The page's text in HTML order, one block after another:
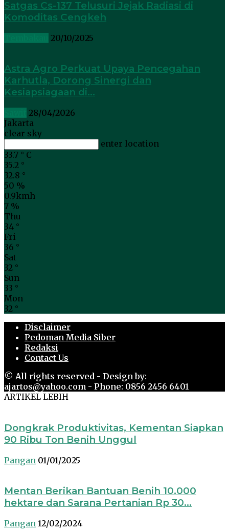
Satgas Cs-137 Telusuri Jejak Radiasi di
Komoditas Cengkeh
20/10/2025
Astra Agro Perkuat Upaya Pencegahan
Karhutla, Dorong Sinergi dan
Kesiapsiagaan di...
28/04/2026
Jakarta
clear sky
enter location
33.7 ° C
35.2 °
32.8 °
50 %
0.9kmh
7 %
Thu
34 °
Fri
36 °
Sat
32 °
Sun
33 °
Mon
32 °
Disclaimer
Pedoman Media Siber
Redaksi
Contact Us
© All rights reserved - Design by:
ajartos@yahoo.com - Phone: 0856 2456 6401
ARTIKEL LEBIH
Dongkrak Produktivitas, Kementan Siapkan
90 Ribu Ton Benih Unggul
Pangan 01/01/2025
Mentan Berikan Bantuan Benih 10.000
hektare dan Sarana Pertanian Rp 30...
Pangan 12/02/2024